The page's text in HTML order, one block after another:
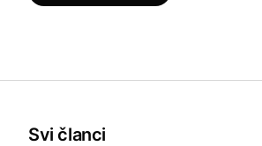
Svi članci